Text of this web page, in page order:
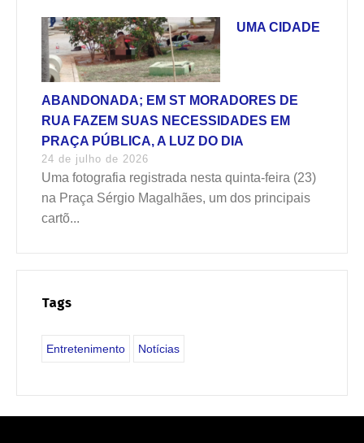
UMA CIDADE
ABANDONADA; EM ST MORADORES DE
RUA FAZEM SUAS NECESSIDADES EM
PRAÇA PÚBLICA, A LUZ DO DIA
24 de julho de 2026
Uma fotografia registrada nesta quinta-feira (23)
na Praça Sérgio Magalhães, um dos principais
cartõ...
Tags
Entretenimento Notícias